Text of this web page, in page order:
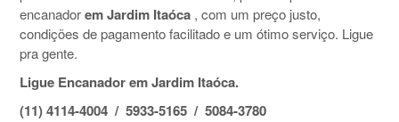
encanadorem Jardim Itaóca , com um preço justo,
condições de pagamento facilitado e um ótimo serviço. Ligue
pra gente.
Ligue Encanador em Jardim Itaóca.
(11) 4114-4004 / 5933-5165 / 5084-3780